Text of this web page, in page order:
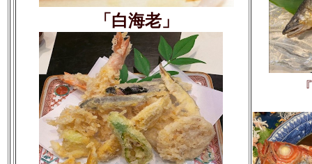
「白海老」